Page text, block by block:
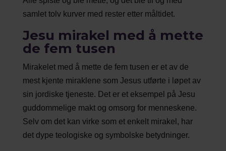
samlet tolv kurver med rester etter måltidet.
Jesu mirakel med å mette
de fem tusen
Mirakelet med å mette de fem tusen er et av de
mest kjente miraklene som Jesus utførte i løpet av
sin jordiske tjeneste. Det er et eksempel på Jesu
guddommelige makt og omsorg for menneskene.
Selv om det kan virke som et enkelt mirakel, har
det dype teologiske og symbolske betydninger.